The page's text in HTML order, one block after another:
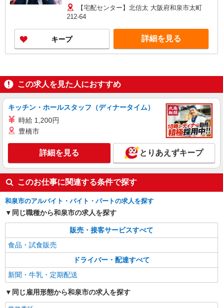
境に合わせて最大限に考慮します。 初めての方・
少しでも不安のある方、お気軽にお問い合わせく
は日割計算） ※収入補償期間／4ヶ月間（お仕事
開始月を含む） 収入保障期間：4か月
【宅配センター】北信太 大阪府和泉市太町
212-64
キープ 詳細を見る
この求人を見た人におすすめ
キッチン・ホールスタッフ（ディナータイム）
時給 1,200円
豊橋市
詳細を見る とりあえずキープ
このお仕事に関連する条件で探す
和泉市のアルバイト・バイト・パートの求人を探す
同じ職種から和泉市の求人を探す
販売・接客サービスすべて
食品・試食販売
ドライバー・配達すべて
新聞・牛乳・定期配送
同じ雇用形態から和泉市の求人を探す